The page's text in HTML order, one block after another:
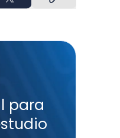
para